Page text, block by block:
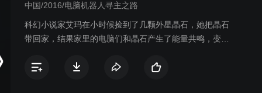
中国/2016/电脑机器人寻主之路
科幻小说家艾玛在小时候捡到了几颗外星晶石，她把晶石
带回家，结果家里的电脑们和晶石产生了能量共鸣，变成
一个小女生变成一名著名科幻小说家的经历，大家感情和